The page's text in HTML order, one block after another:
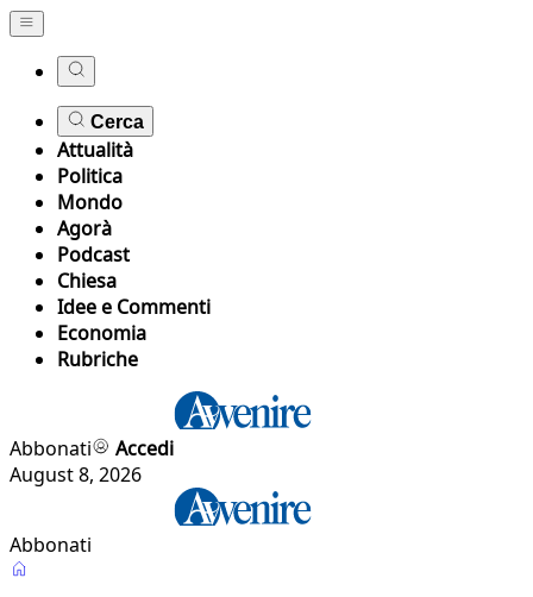
Cerca
Attualità
Politica
Mondo
Agorà
Podcast
Chiesa
Idee e Commenti
Economia
Rubriche
Abbonati
Accedi
August 8, 2026
Abbonati